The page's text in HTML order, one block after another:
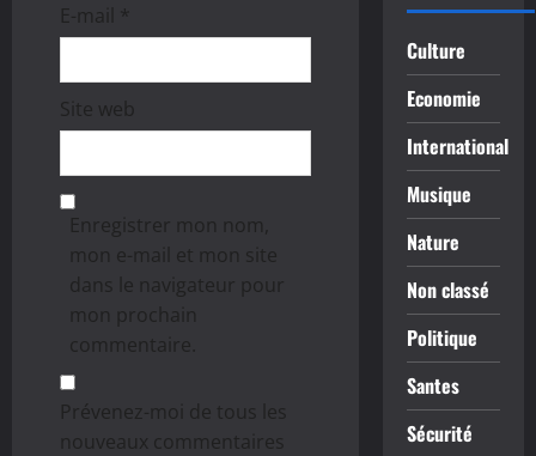
E-mail *
Site web
Enregistrer mon nom,
mon e-mail et mon site
dans le navigateur pour
mon prochain
commentaire.
Prévenez-moi de tous les
nouveaux commentaires
Culture
Economie
International
Musique
Nature
Non classé
Politique
Santes
Sécurité